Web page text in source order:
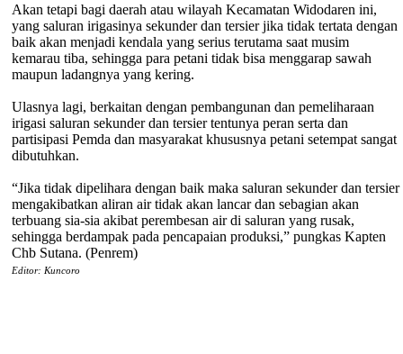
Akan tetapi bagi daerah atau wilayah Kecamatan Widodaren ini,
yang saluran irigasinya sekunder dan tersier jika tidak tertata dengan
baik akan menjadi kendala yang serius terutama saat musim
kemarau tiba, sehingga para petani tidak bisa menggarap sawah
maupun ladangnya yang kering.
Ulasnya lagi, berkaitan dengan pembangunan dan pemeliharaan
irigasi saluran sekunder dan tersier tentunya peran serta dan
partisipasi Pemda dan masyarakat khususnya petani setempat sangat
dibutuhkan.
“Jika tidak dipelihara dengan baik maka saluran sekunder dan tersier
mengakibatkan aliran air tidak akan lancar dan sebagian akan
terbuang sia-sia akibat perembesan air di saluran yang rusak,
sehingga berdampak pada pencapaian produksi,” pungkas Kapten
Chb Sutana. (Penrem)
Editor: Kuncoro